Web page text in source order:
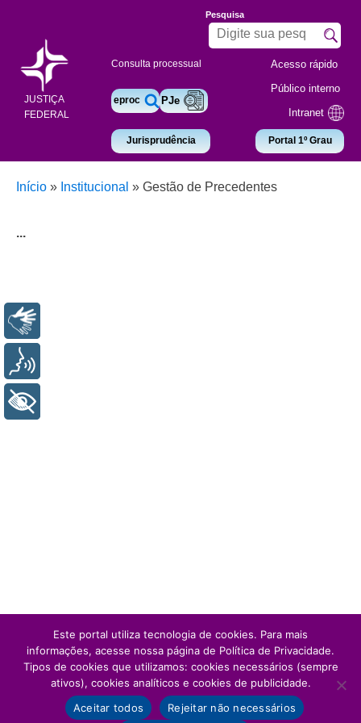
JUSTIÇA
FEDERAL
Consulta processual
eproc PJe
Jurisprudência
Pesquisa
Acesso rápido
Público interno
Intranet
Portal 1º Grau
Início » Institucional » Gestão de Precedentes
...
Este portal utiliza tecnologia de cookies. Para mais
informações, acesse nossa página de Política de Privacidade.
Tipos de cookies que utilizamos: cookies necessários (sempre
ativos), cookies analíticos e cookies de publicidade.
Aceitar todos
Rejeitar não necessários